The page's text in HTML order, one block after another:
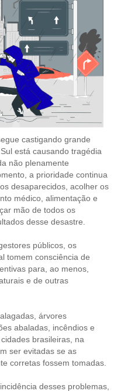
DE SÓCIO
DA PROFISSÃO
castigando grande
está causando tragédia
não plenamente
a prioridade continua
desaparecidos, acolher os
médico, alimentação e
mão de todos os
desse desastre.
públicos, os
tomem consciência de
para, ao menos,
e de outras
árvores
abaladas, incêndios e
brasileiras, na
ser evitadas se as
corretas fossem tomadas.
desses problemas,